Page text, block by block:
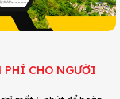
CHO NGƯỜI